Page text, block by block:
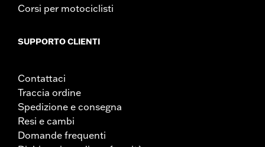
Corsi per motociclisti
SUPPORTO CLIENTI
Contattaci
Traccia ordine
Spedizione e consegna
Resi e cambi
Domande frequenti